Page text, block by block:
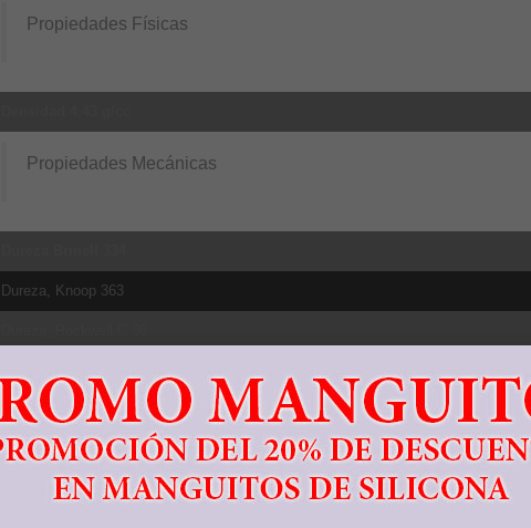
Propiedades Físicas
Propiedades Mecánicas
Dureza, Knoop 363
Dureza, Vickers 349
Resistencia tracción, Ultima 950 MPa
Límite elástico 827 MPa
Elongación a la rotura 14%